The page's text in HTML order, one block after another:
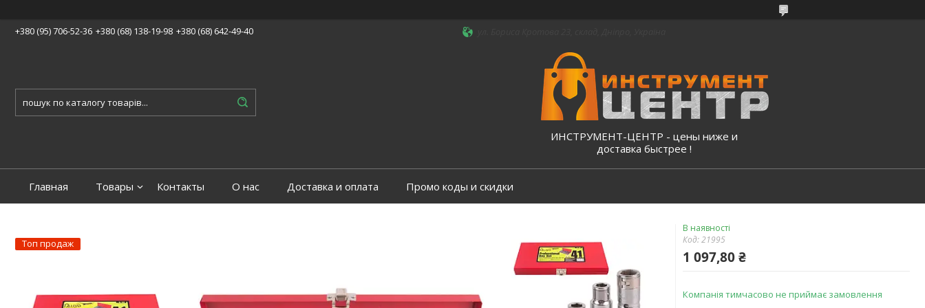
+380 (95) 706-52-36 +380 (68) 138-19-98 +380 (68) 642-49-40
ИНСТРУМЕНТ-ЦЕНТР - цены ниже и
доставка быстрее !
Главная Товары Контакты О нас Доставка и оплата Промо коды и скидки
Топ продаж
В наявності
Код:21995
1 097,80 ₴
Компанія тимчасово не приймає замовлення